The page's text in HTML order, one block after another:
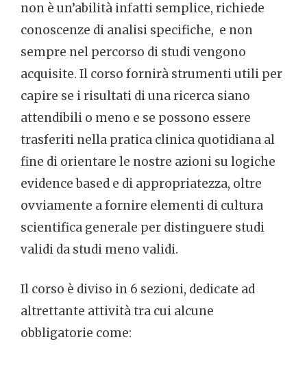
non è un’abilità infatti semplice, richiede
conoscenze di analisi specifiche, e non
sempre nel percorso di studi vengono
acquisite. Il corso fornirà strumenti utili per
capire se i risultati di una ricerca siano
attendibili o meno e se possono essere
trasferiti nella pratica clinica quotidiana al
fine di orientare le nostre azioni su logiche
evidence based e di appropriatezza, oltre
ovviamente a fornire elementi di cultura
scientifica generale per distinguere studi
validi da studi meno validi.
Il corso è diviso in 6 sezioni, dedicate ad
altrettante attività tra cui alcune
obbligatorie come: